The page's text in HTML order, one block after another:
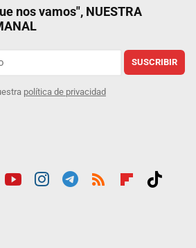
nos vamos", NUESTRA
SUSCRIBIR
política de privacidad